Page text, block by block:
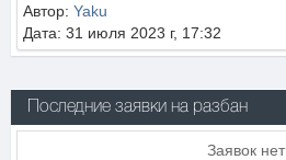
Автор: Yaku
Дата: 31 июля 2023 г, 17:32
Последние заявки на разбан
Заявок нет